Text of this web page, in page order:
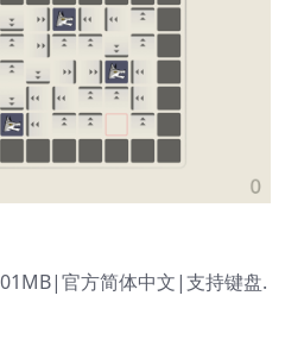
官方简体中文|支持键盘.